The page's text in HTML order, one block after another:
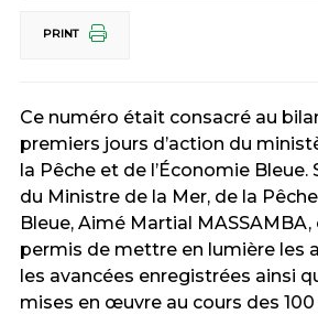
PRINT
Ce numéro était consacré au
premiers jours d’action du
la Pêche et de l’Économie
du Ministre de la Mer, de la
Bleue, Aimé Martial
permis de mettre en lumière les
les avancées enregistrées ainsi
mises en œuvre au cours des